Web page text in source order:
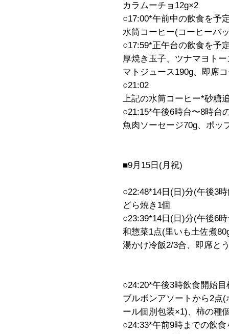
カラムーチョ12g×2
○17:00*午前中の飲食を予
水筒コーヒー(コーヒーバ
○17:59*正午台の飲食を予
厚焼き玉子、ツナマヨト
マトジュース190g、即席
○21:02
上記の水筒コーヒー*砂糖
○21:15*午後6時台〜8時台
魚肉ソーセージ70g、ポッ
■9月15日(月祝)
○22:48*14日(日)分(午後3
どら焼き1個
○23:39*14日(日)分(午後6
和惣菜1点(里いも土佐煮
湯かけ冷飯2/3合、即席と
○24:20*午後3時飲食開始目
ブルボンアソートから2点
ール個別包装×1)、柿の種
○24:33*午前9時までの飲